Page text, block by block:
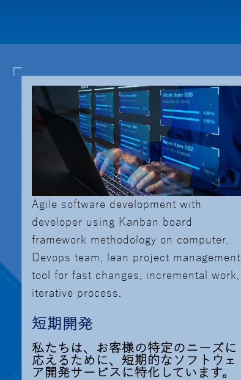
Agile software development with
developer using Kanban board
framework methodology on computer.
Devops team, lean project management
tool for fast changes, incremental work,
iterative process.
短期開発
私たちは、お客様の特定のニーズに
応えるために、短期的なソフトウェ
ア開発サービスに特化しています。